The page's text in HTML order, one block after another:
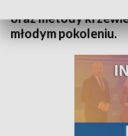
oraz metody
młodym pokoleniu.